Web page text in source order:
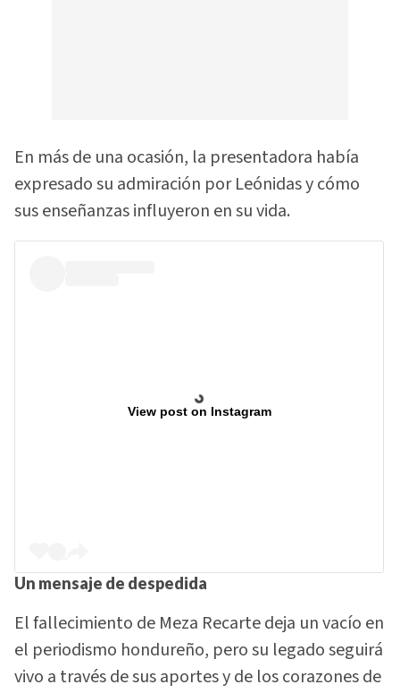
En más de una ocasión, la presentadora había
expresado su admiración por Leónidas y cómo
sus enseñanzas influyeron en su vida.
View post on Instagram
Un mensaje de despedida
El fallecimiento de Meza Recarte deja un vacío en
el periodismo hondureño, pero su legado seguirá
vivo a través de sus aportes y de los corazones de